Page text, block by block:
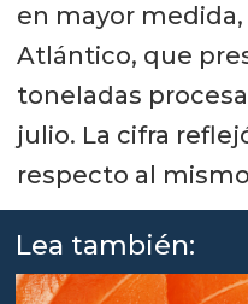
en mayor
Atlántico, que
toneladas
julio. La cifra
respecto al
Lea también: